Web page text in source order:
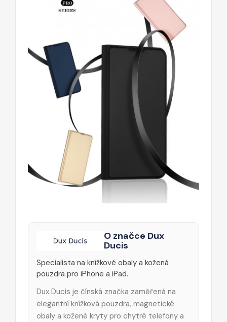
O značce Dux
Ducis
Specialista na knížkové obaly a kožená
pouzdra pro iPhone a iPad.
Dux Ducis je čínská značka zaměřená na
elegantní knížková pouzdra, magnetické
obaly a kožené kryty pro chytré telefony a